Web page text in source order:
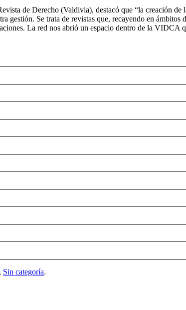
de Derecho (Valdivia), destacó que “la creación
gestión. Se trata de revistas que, recayendo en
La red nos abrió un espacio dentro de la VIDCA
, Sin categoría.